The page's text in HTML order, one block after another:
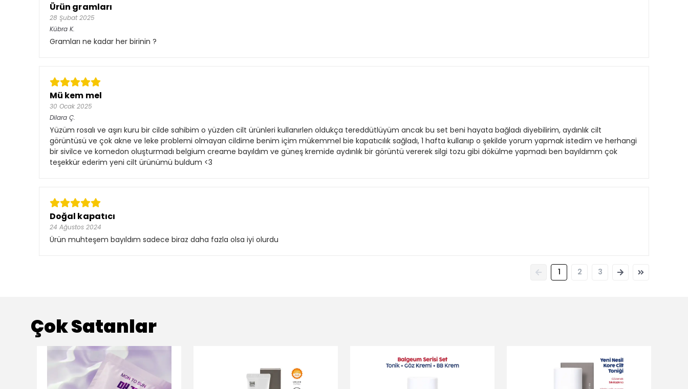
Ürün gramları
28 Şubat 2025
Kübra K.
Gramları ne kadar her birinin ?
Mü kem mel
30 Ocak 2025
Dilara Ç.
Yüzüm rosalı ve aşırı kuru bir cilde sahibim o yüzden cilt ürünleri kullanırlen oldukça tereddütlüyüm ancak bu set beni hayata bağladı diyebilirim, aydınlık cilt
görüntüsü ve çok akne ve leke problemi olmayan cildime benim içim mükemmel bie kapatıcılık sağladı, 1 hafta kullanıp o şekilde yorum yapmak istedim ve herhangi
bir sivilce ve komedon oluşturmadı belgium creame bayıldım ve güneş kremide aydınlık bir görüntü vererek silgi tozu gibi dökülme yapmadı ben bayıldımm çok
teşekkür ederim yeni cilt ürünümü buldum <3
Doğal kapatıcı
24 Ağustos 2024
Ürün muhteşem bayıldım sadece biraz daha fazla olsa iyi olurdu
1 2 3
Çok Satanlar